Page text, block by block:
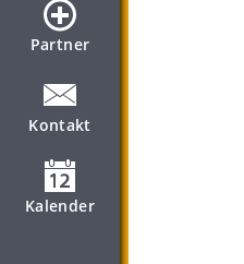
Partner
Kontakt
Kalender